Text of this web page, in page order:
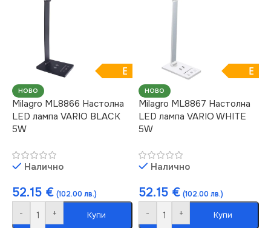
E
НОВО
Milagro ML8866 Настолна
LED лампа VARIO BLACK
5W
Налично
52.15 € (102.00 лв.)
- + Купи
E
НОВО
Milagro ML8867 Настолна
LED лампа VARIO WHITE
5W
Налично
52.15 € (102.00 лв.)
- + Купи